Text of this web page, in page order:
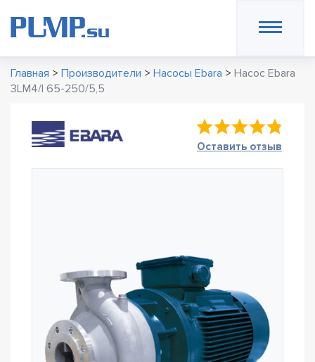
Главная > Производители > Насосы Ebara > Насос Ebara
3LM4/I 65-250/5,5
Оставить отзыв